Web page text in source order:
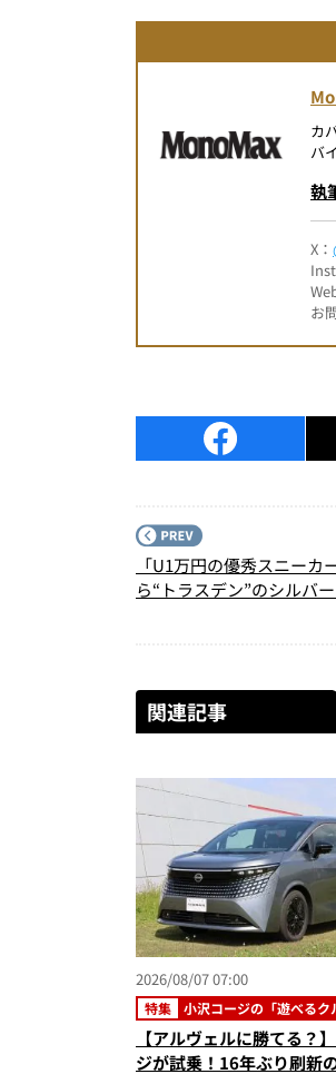
カ
バ
執
X：
お
「U1万円の優秀スニー
ら“トラスデン”のシルバ
関連記事
2026/08/07 07:00
特集 小沢コージの「遊べるク
【アルヴェルに勝てる？
ジが試乗！16年ぶり刷新